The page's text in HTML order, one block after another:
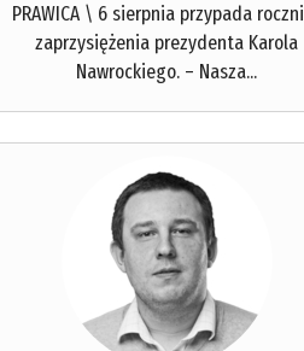
PRAWICA \ 6 sierpnia przypada
zaprzysiężenia prezydenta Karola
Nawrockiego. – Nasza...